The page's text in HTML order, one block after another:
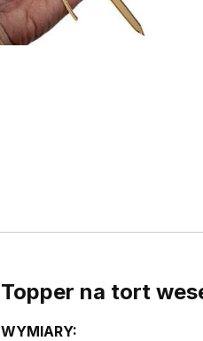
Topper na tort
WYMIARY: